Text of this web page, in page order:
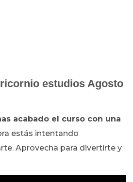
estudios Agosto
acabado el curso con una
estás intentando
Aprovecha para divertirte y